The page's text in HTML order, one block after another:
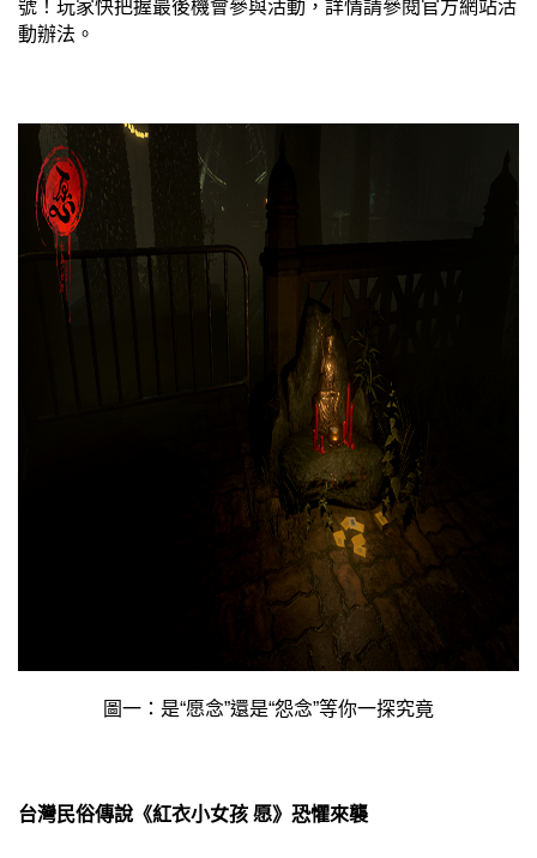
號！玩家快把握最後機會參與活動，詳情請參閱官方網站活
動辦法。
圖一：是“愿念”還是“怨念”等你一探究竟
台灣民俗傳說《紅衣小女孩 愿》恐懼來襲